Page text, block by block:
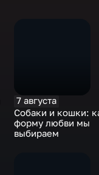
7 августа
Собаки и кошки:
форму любви мы
выбираем